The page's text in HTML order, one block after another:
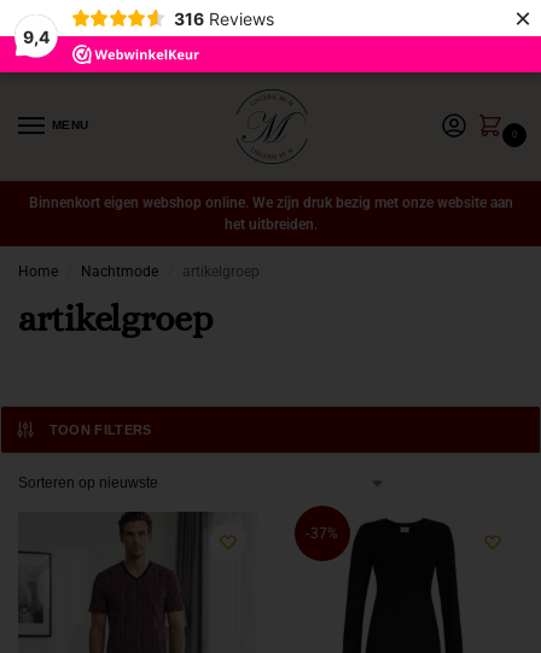
9,4
316 Reviews ×
MENU
0
Binnenkort eigen webshop online. We zijn druk bezig met onze website aan
het uitbreiden.
Home Nachtmode artikelgroep
artikelgroep
TOON FILTERS
-37%